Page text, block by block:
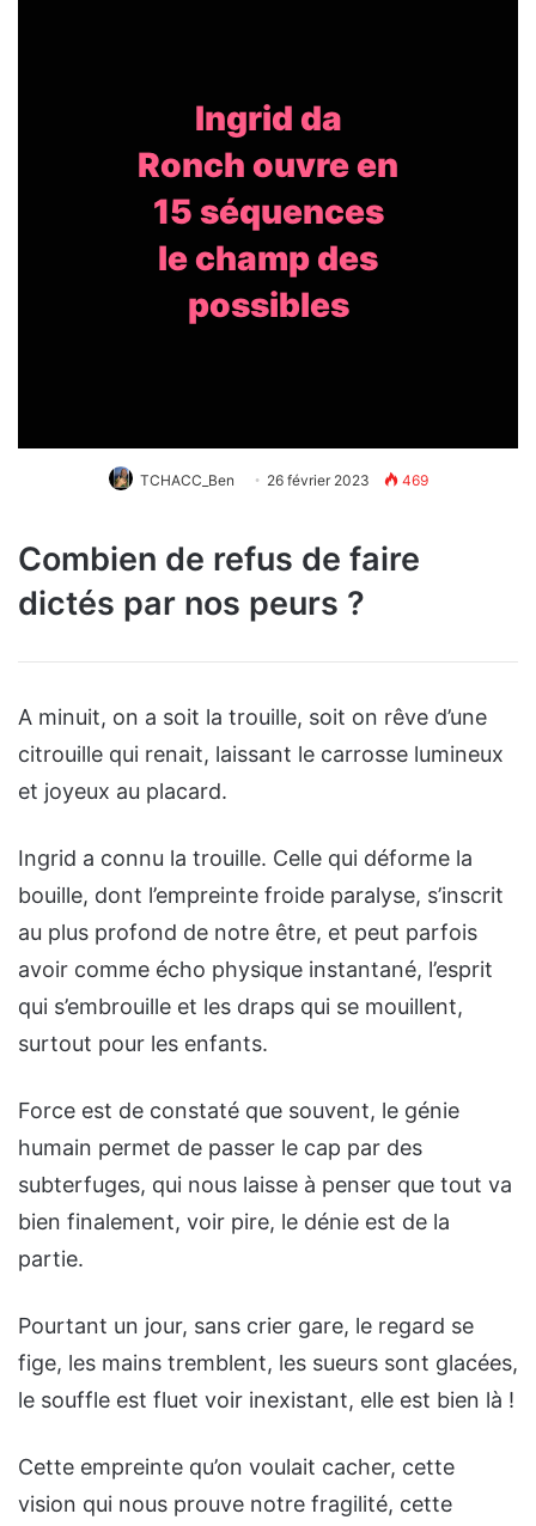
Ingrid da
Ronch ouvre en
15 séquences
le champ des
possibles
TCHACC_Ben 26 février 2023 469
Combien de refus de faire
dictés par nos peurs ?
A minuit, on a soit la trouille, soit on rêve d’une
citrouille qui renait, laissant le carrosse lumineux
et joyeux au placard.
Ingrid a connu la trouille. Celle qui déforme la
bouille, dont l’empreinte froide paralyse, s’inscrit
au plus profond de notre être, et peut parfois
avoir comme écho physique instantané, l’esprit
qui s’embrouille et les draps qui se mouillent,
surtout pour les enfants.
Force est de constaté que souvent, le génie
humain permet de passer le cap par des
subterfuges, qui nous laisse à penser que tout va
bien finalement, voir pire, le dénie est de la
partie.
Pourtant un jour, sans crier gare, le regard se
fige, les mains tremblent, les sueurs sont glacées,
le souffle est fluet voir inexistant, elle est bien là !
Cette empreinte qu’on voulait cacher, cette
vision qui nous prouve notre fragilité, cette